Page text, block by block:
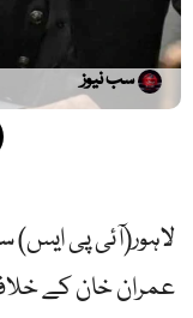
سب نیوز
لاہور(آئی پی ایس)
عمران خان کے